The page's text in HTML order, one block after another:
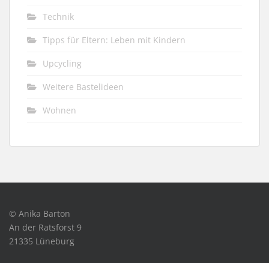
Technik
Tipps für Eltern: Leben mit Kindern
Upcycling
Weitere Bastelideen
Wohnen
© Anika Barton
An der Ratsforst 9
21335 Lüneburg